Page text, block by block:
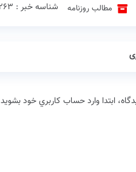
مطالب روزنامه شناسه خبر : 1263 ♦
ابتدا وارد حساب كاربري خود بشويد